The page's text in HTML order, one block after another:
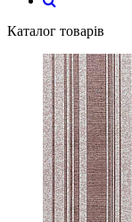
Каталог товарів